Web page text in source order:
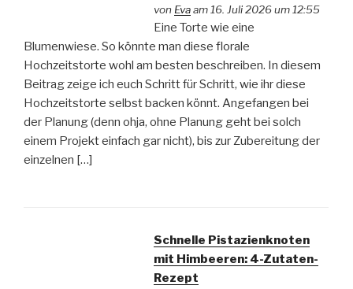
von Evaam 16. Juli 2026 um 12:55
Eine Torte wie eine
Blumenwiese. So könnte man diese florale
Hochzeitstorte wohl am besten beschreiben. In diesem
Beitrag zeige ich euch Schritt für Schritt, wie ihr diese
Hochzeitstorte selbst backen könnt. Angefangen bei
der Planung (denn ohja, ohne Planung geht bei solch
einem Projekt einfach gar nicht), bis zur Zubereitung der
einzelnen […]
Schnelle Pistazienknoten
mit Himbeeren: 4-Zutaten-
Rezept